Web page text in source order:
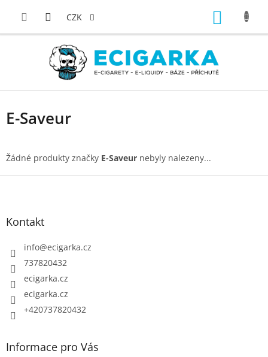
CZK
E-Saveur
Žádné produkty značky E-Saveur nebyly nalezeny...
Kontakt
info@ecigarka.cz
737820432
ecigarka.cz
ecigarka.cz
+420737820432
Informace pro Vás